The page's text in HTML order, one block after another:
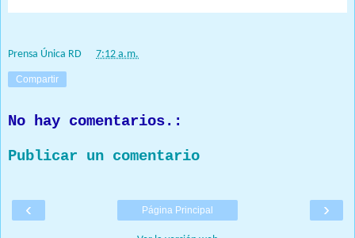
Prensa Única RD 7:12 a.m.
Compartir
No hay comentarios.:
Publicar un comentario
‹ ›
Página Principal